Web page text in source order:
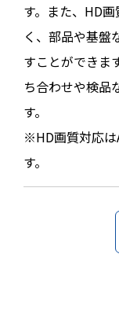
す。また、HD
く、部品や基盤
すことができま
ち合わせや検品
す。
※HD画質対応は
す。